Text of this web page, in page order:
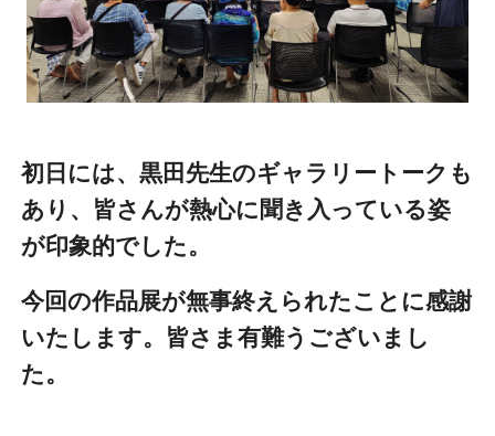
初日には、黒田先生のギャラリートークも
あり、皆さんが熱心に聞き入っている姿
が印象的でした。
今回の作品展が無事終えられたことに感謝
いたします。皆さま有難うございまし
た。